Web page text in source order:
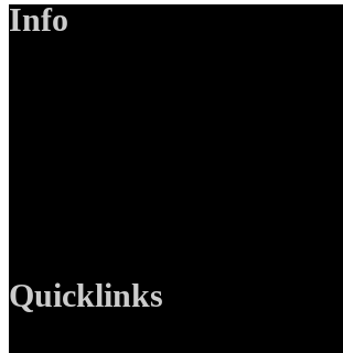
Info
Quicklinks